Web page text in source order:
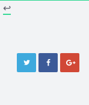
↩︎